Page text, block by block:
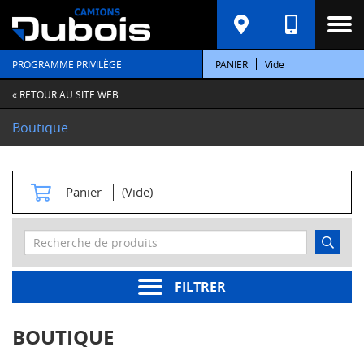
PROGRAMME PRIVILÈGE PANIER Vide
« RETOUR AU SITE WEB
Boutique
Panier (Vide)
FILTRER
C
A
T
É
G
O
R
E
S
t
e
r
moteur
BOUTIQUE